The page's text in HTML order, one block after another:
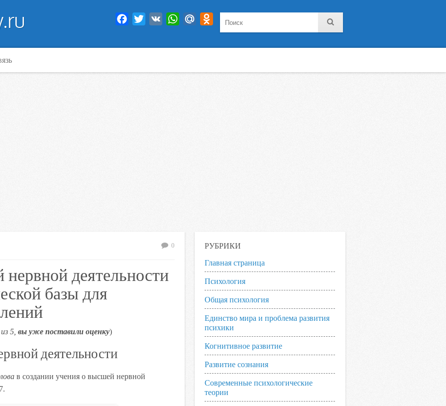
Facebook
Twitter VK WhatsAppMail.RuOdnoklassniki
0
деятельности
базы для
из 5, вы уже поставили оценку)
деятельности
в создании учения о высшей нервной
РУБРИКИ
Главная страница
Психология
Общая психология
Единство мира и проблема развития
психики
Когнитивное развитие
Развитие сознания
Современные психологические
теории